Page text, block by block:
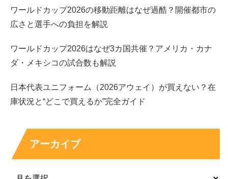
ール
小田美夢さんがK-POP練習生時代に培った努力と根性
は、きっと番組内でも生かされることでしょう。
バチェラーとのやり取りでも、表面的なアピールに頼ら
ず、誠実で芯のある対応を見せてくれるのではないでしょ
予想②：芸術学科で磨いた“感性”が武器になる
ワールドカップ2026の移動距離はなぜ過酷？開催都市の
広さと選手への負担を解説
ワールドカップ2026はなぜ3カ国共催？アメリカ・カナ
ダ・メキシコの試合数も解説
日本代表ユニフォーム（2026アウェイ）が買えない？在
庫状況と“どこで買えるか”完全ガイド
アーカイブ